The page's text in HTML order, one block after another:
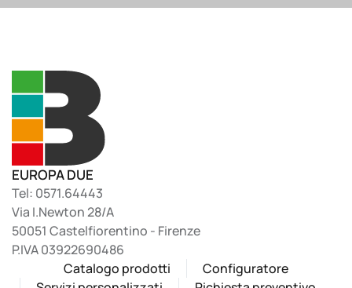
EUROPA DUE
Tel: 0571.64443
Via I.Newton 28/A
50051 Castelfiorentino - Firenze
P.IVA 03922690486
Catalogo prodotti
Configuratore